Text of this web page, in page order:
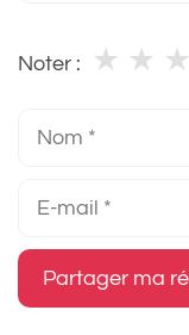
Noter : ★
★
★